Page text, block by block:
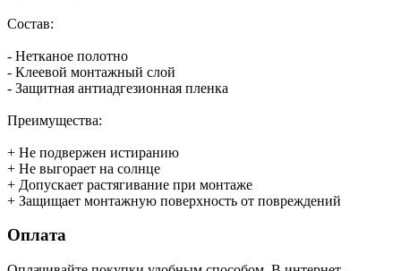
Состав:
- Нетканое полотно
- Клеевой монтажный слой
- Защитная антиадгезионная пленка
Преимущества:
+ Не подвержен истиранию
+ Не выгорает на солнце
+ Допускает растягивание при монтаже
+ Защищает монтажную поверхность от повреждений
Оплата